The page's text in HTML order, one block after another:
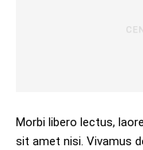
Morbi libero lectus,
sit amet nisi. Vivamus